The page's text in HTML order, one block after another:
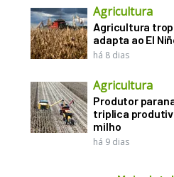
Agricultura
Agricultura
adapta ao El
há 8 dias
Agricultura
Produtor
triplica
milho
há 9 dias